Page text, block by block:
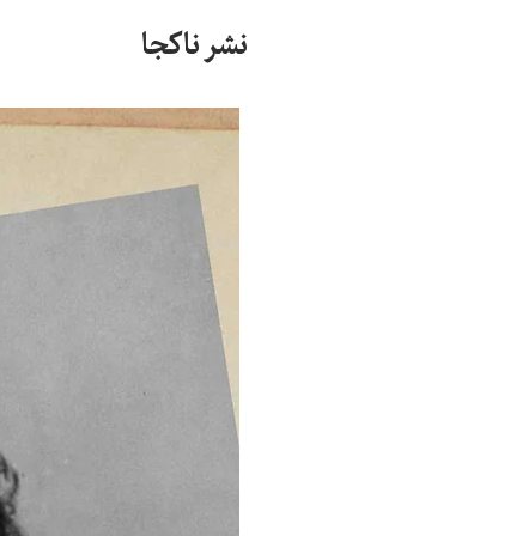
نشر ناکجا